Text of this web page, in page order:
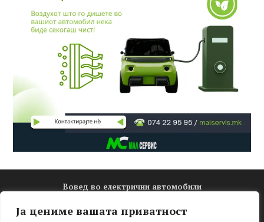
Ја цениме вашата приватност
Вовед во електрични автомобили